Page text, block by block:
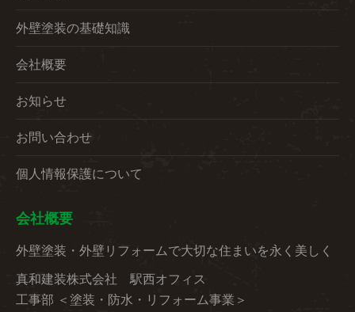
外壁塗装の基礎知識
会社概要
お知らせ
お問い合わせ
個人情報保護について
会社概要
外壁塗装・外壁リフォームで大切な住まいを永く美しく
真和建装株式会社 駅西オフィス
工事部 ＜塗装・防水・リフォーム事業＞